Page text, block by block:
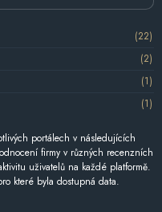
(22)
(2)
(1)
(1)
portálech v následujících
firmy v různých recenzních
uživatelů na každé platformě.
které byla dostupná data.